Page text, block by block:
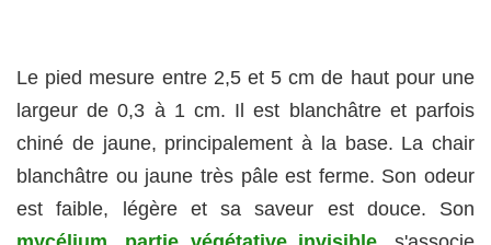
Le pied mesure entre 2,5 et 5 cm de haut pour une
largeur de 0,3 à 1 cm. Il est blanchâtre et parfois
chiné de jaune, principalement à la base. La chair
blanchâtre ou jaune très pâle est ferme. Son odeur
est faible, légère et sa saveur est douce. Son